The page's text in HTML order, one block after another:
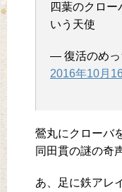
四葉のクロ
いう天使
— 復活のめっ
2016年10月
鶯丸にクローバ
同田貫の謎の奇
あ、足に鉄アレ